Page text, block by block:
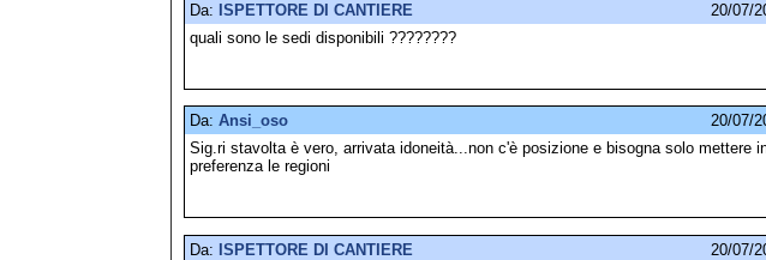
Da: ISPETTORE DI CANTIERE
20/07/
quali sono le sedi disponibili ????????
Da: Ansi_oso
20/07/
Sig.ri stavolta è vero, arrivata idoneità...non c'è posizione e bisogna solo mettere
preferenza le regioni
Da: ISPETTORE DI CANTIERE 20/07/